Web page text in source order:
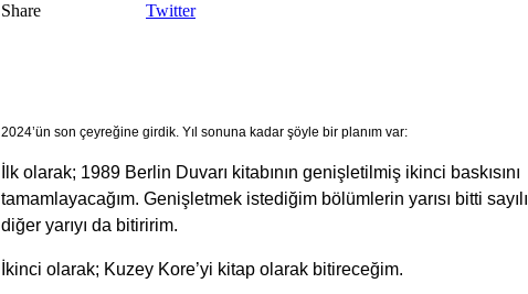
Share
Twitter
2024’ün son çeyreğine girdik. Yıl sonuna kadar şöyle bir planım var:
İlk olarak; 1989 Berlin Duvarı kitabının genişletilmiş ikinci baskısını
tamamlayacağım. Genişletmek istediğim bölümlerin yarısı bitti
diğer yarıyı da bitiririm.
İkinci olarak; Kuzey Kore’yi kitap olarak bitireceğim.